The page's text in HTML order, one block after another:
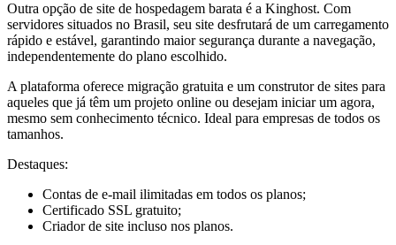
Outra opção de site de hospedagem barata é a Kinghost. Com
servidores situados no Brasil, seu site desfrutará de um carregamento
rápido e estável, garantindo maior segurança durante a navegação,
independentemente do plano escolhido.
A plataforma oferece migração gratuita e um construtor de sites para
aqueles que já têm um projeto online ou desejam iniciar um agora,
mesmo sem conhecimento técnico. Ideal para empresas de todos os
tamanhos.
Destaques:
Contas de e-mail ilimitadas em todos os planos;
Certificado SSL gratuito;
Criador de site incluso nos planos.